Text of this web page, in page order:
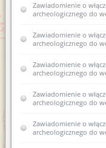
Zawiadomienie o
archeologicznego do
Zawiadomienie o
archeologicznego do
Zawiadomienie o
archeologicznego do
Zawiadomienie o
archeologicznego do
Zawiadomienie o
archeologicznego do